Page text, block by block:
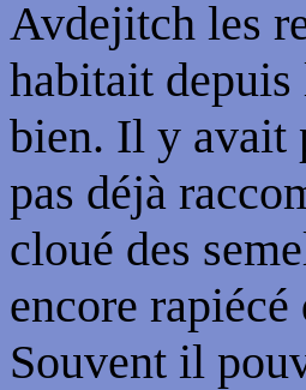
Avdejitch les
habitait depuis
bien. Il y avait
pas déjà
cloué des
encore
Souvent il